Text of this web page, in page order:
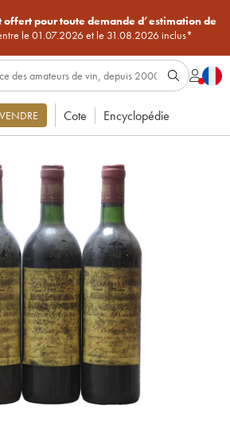
offert pour toute demande d’estimation de
le 01.07.2026 et le 31.08.2026 inclus*
VENDRE Cote Encyclopédie